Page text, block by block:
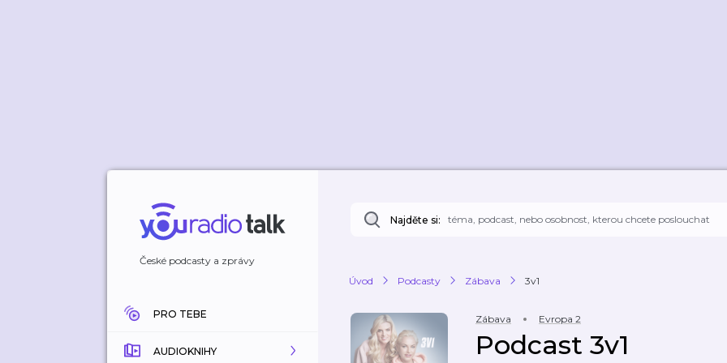
České podcasty a zprávy
PRO TEBE
AUDIOKNIHY
Najděte si:
Úvod Podcasty Zábava 3v1
Zábava Evropa 2
Podcast 3v1